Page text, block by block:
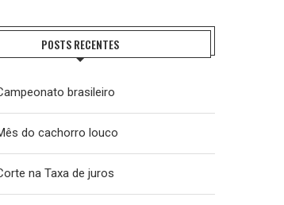
POSTS RECENTES
brasileiro
do cachorro louco
na Taxa de juros